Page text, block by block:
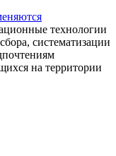
технологии
систематизации
на территории